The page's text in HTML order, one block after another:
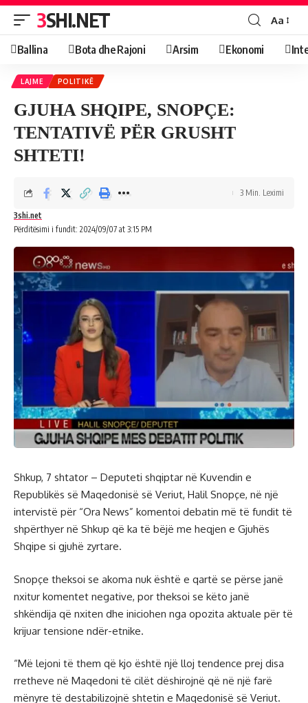
3SHI.NET Aa
Ballina Bota dhe Rajoni Arsim Ekonomi
LAJME POLITIKË
GJUHA SHQIPE, SNOPÇE:
TENTATIVË PËR GRUSHT
SHTETI!
Përditësimi i fundit: 2024/09/07 at 3:15 PM
3shi.net
3 Min. Leximi
Shkup, 7 shtator – Deputeti shqiptar në Kuvendin e
Republikës së Maqedonisë së Veriut, Halil Snopçe, në një
intervistë për “Ora News” komentoi debatin më të fundit të
shpërthyer në Shkup që ka të bëjë me heqjen e Gjuhës
Shqipe si gjuhë zyrtare.
Snopçe theksoi se akoma nuk është e qartë se përse janë
nxitur komentet negative, por theksoi se këto janë
shkëndija që nxiten dhe iniciohen nga opozita aktuale për të
krijuar tensione ndër-etnike.
“Më lejoni të them që kjo është një lloj tendence prej disa
rretheve në Maqedoni të cilët dëshirojnë që në një farë
mënyre të destabilizojnë shtetin e Maqedonisë së Veriut.